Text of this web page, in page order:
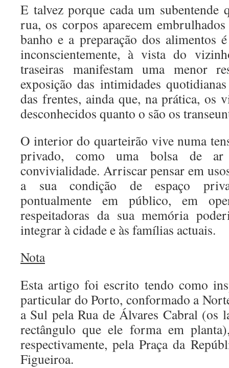
E talvez porque cada um subentende
rua, os corpos aparecem
banho e a preparação dos alimentos
inconscientemente, à vista do
traseiras manifestam uma menor
exposição das intimidades
das frentes, ainda que, na prática, os
desconhecidos quanto o são os
O interior do quarteirão vive numa
privado, como uma bolsa de ar
convivialidade. Arriscar pensar em
a sua condição de espaço
pontualmente em público, em
respeitadoras da sua memória
integrar à cidade e às famílias actuais.
Nota
Esta artigo foi escrito tendo como
particular do Porto, conformado a
a Sul pela Rua de Álvares Cabral (os
rectângulo que ele forma em
respectivamente, pela Praça da
Figueiroa.